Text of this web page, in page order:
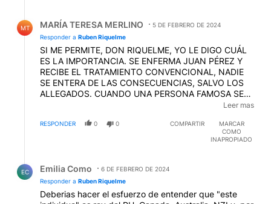
MT MARÍA TERESA MERLINO
5 DE FEBRERO DE 2024
Responder a Ruben Riquelme
SI ME PERMITE, DON RIQUELME, YO LE DIGO CUÁL
ES LA IMPORTANCIA. SE ENFERMA JUAN PÉREZ Y
RECIBE EL TRATAMIENTO CONVENCIONAL, NADIE
SE ENTERA DE LAS CONSECUENCIAS, SALVO LOS
ALLEGADOS. CUANDO UNA PERSONA FAMOSA SE
ENFERMA...EN ESTE CASO UN REY PERO PODRÍA
ESPECTÁCULO O DE LA POLÍTICA, SE ACELERA LA
INVESTIGACIÓN EN ESE PUNTO. EJEMPLO, CUANDO
RELATIVAMENTE JÓVEN, LA GENTE Y HASTA SU
FAMILIA, PENSARON QUE ERA PORQUE BEBÍA Y
NADA QUE VER, ENTONCES AHÍ EMPEZARON A
Leer mas
RESPONDER 0 0 COMPARTIR
MARCAR
COMO
INAPROPIADO
EC Emilia Como
6 DE FEBRERO DE 2024
Responder a Ruben Riquelme
Deberias hacer el esfuerzo de entender que "este